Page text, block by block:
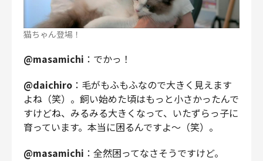
猫ちゃん登場！
@masamichi ：でかっ！
@daichiro ：毛がもふもふなので大きく見えます
よね（笑）。飼い始めた頃はもっと小さかったんで
すけどね、みるみる大きくなって、いたずらっ子に
育っています。本当に困るんですよ〜（笑）。
@masamichi ：全然困ってなさそうですけど。